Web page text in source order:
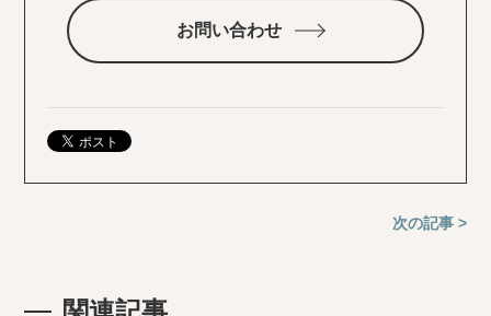
お問い合わせ
次の記事 >